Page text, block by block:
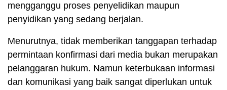
mengganggu proses penyelidikan maupun
penyidikan yang sedang berjalan.
Menurutnya, tidak memberikan tanggapan terhadap
permintaan konfirmasi dari media bukan merupakan
pelanggaran hukum. Namun keterbukaan informasi
dan komunikasi yang baik sangat diperlukan untuk